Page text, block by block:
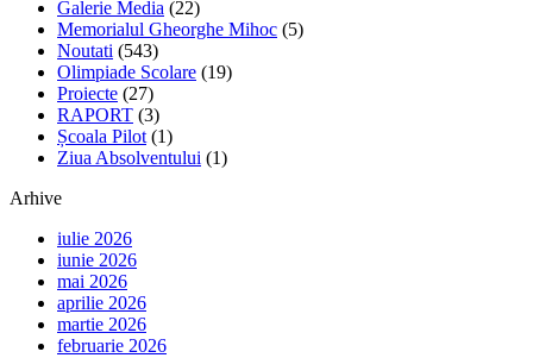
Galerie Media (22)
Memorialul Gheorghe Mihoc (5)
Noutati (543)
Olimpiade Scolare (19)
Proiecte (27)
RAPORT (3)
Școala Pilot (1)
Ziua Absolventului (1)
Arhive
iulie 2026
iunie 2026
mai 2026
aprilie 2026
martie 2026
februarie 2026